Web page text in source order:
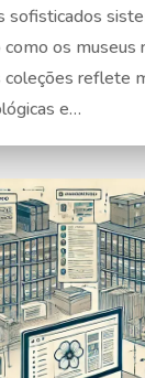
sofisticados
como os museus
reflete
e…